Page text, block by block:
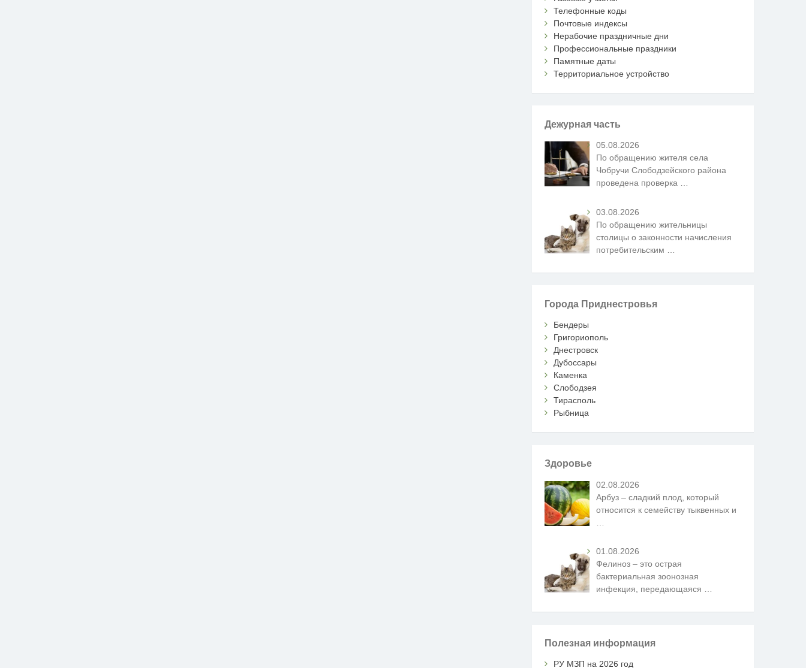
Телефонные коды
Почтовые индексы
Нерабочие праздничные дни
Профессиональные праздники
Памятные даты
Территориальное устройство
Дежурная часть
05.08.2026
По обращению жителя села
Чобручи Слободзейского района
проведена проверка …
03.08.2026
По обращению жительницы
столицы о законности начисления
потребительским
Города Приднестровья
Бендеры
Григориополь
Днестровск
Дубоссары
Каменка
Слободзея
Тирасполь
Рыбница
Здоровье
02.08.2026
Арбуз – сладкий плод, который
относится к семейству тыквенных и
01.08.2026
Фелиноз – это острая
бактериальная зоонозная
инфекция, передающаяся
Полезная информация
РУ МЗП на 2026 год